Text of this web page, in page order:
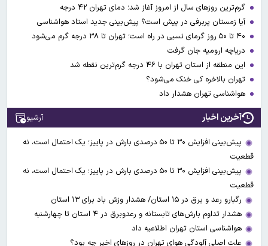
گرم‌ترین روزهای سال از امروز آغاز شد؛ دمای تهران ۴۲ درجه
آیا زمستان پربرفی در پیش است؟ پیش‌بینی جدید استاد هواشناسی
دریاچه ارومیه جان گرفت
این منطقه از استان تهران با ۴۶ درجه گرم‌ترین نقطه شد
تهران بالاخره کی خنک می‌شود؟
هواشناسی تهران هشدار داد
آخرین اخبار آرشیو
پیش‌بینی افزایش ۳۰ تا ۵۰ درصدی بارش در پاییز؛ یک احتمال است، نه
قطعیت
پیش‌بینی افزایش ۳۰ تا ۵۰ درصدی بارش در پاییز؛ یک احتمال است، نه
قطعیت
رگبارو رعد و برق در ۱۵ استان/ هشدار وزش باد برای ۱۳ استان‌
هشدار تداوم بارش‌های تابستانه و رعدوبرق در ۴ استان تا چهارشنبه
هواشناسی استان تهران اطلاعیه داد
علت اصلی آلودگی هوای تهران در روزهای اخیر چه بود؟